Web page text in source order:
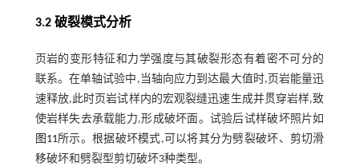
3.2 破裂模式分析
页岩的变形特征和力学强度与其破裂形态有着密不可分的
联系。在单轴试验中,当轴向应力到达最大值时,页岩能量迅
速释放,此时页岩试样内的宏观裂缝迅速生成并贯穿岩样,致
使岩样失去承载能力,形成破坏面。试验后试样破坏照片如
图11所示。根据破坏模式,可以将其分为劈裂破坏、剪切滑
移破坏和劈裂型剪切破坏3种类型。